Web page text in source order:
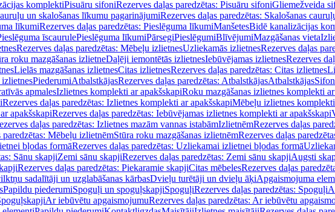
komplektiPisuāru sifoniRezerves daļas paredzētas: Pisuāru sifoniGliemežveida
un skalošanas līkumu pagarinājumiRezerves daļas paredzētas: Skalošanas
līkumiRezerves daļas paredzētas: Pieslēguma līkumiManšetesBidē kanalizācijas
īscaurulePieslēguma līkumiPārsegiPieslēgumiBlīvējumiMazgāšanas vieta
Rezerves daļas paredzētas: Mēbeļu izlietnesUzliekamās izlietnesRezerves daļas
roku mazgāšanas izlietneDaļēji iemontētās izlietnesIebūvējamas izlietnesRezerves
Lielās mazgāšanas izlietnesCitas izlietnesRezerves daļas paredzētas: Citas izlietnes
PiederumiAtbalstkājasRezerves daļas paredzētas: AtbalstkājasAtbalstkājas
apmalesIzlietnes komplekti ar apakšskapiRoku mazgāšanas izlietnes komplekti
Rezerves daļas paredzētas: Izlietnes komplekti ar apakšskapiMēbeļu izlietnes
apakšskapiRezerves daļas paredzētas: Iebūvējamas izlietnes komplekti ar apakšskapi
daļas paredzētas: Izlietnes mazām vannas istabāmIzlietnēmRezerves daļas
paredzētas: Mēbeļu izlietnēmStūra roku mazgāšanas izlietnēmRezerves daļas
bļodas formāRezerves daļas paredzētas: Uzliekamai izlietnei bļodas formā
Sānu skapjiZemi sānu skapjiRezerves daļas paredzētas: Zemi sānu skapjiAugsti
Rezerves daļas paredzētas: Piekaramie skapjiCitas mēbelesRezerves daļas
sadalītāji un uzglabāšanas kārbasDvieļu turētāji un dvieļu āķiApgaismojuma
Papildu piederumiSpoguļi un spoguļskapjiSpoguļiRezerves daļas paredzētas: Spoguļi
Ar iebūvētu apgaismojumuRezerves daļas paredzētas: Ar iebūvētu